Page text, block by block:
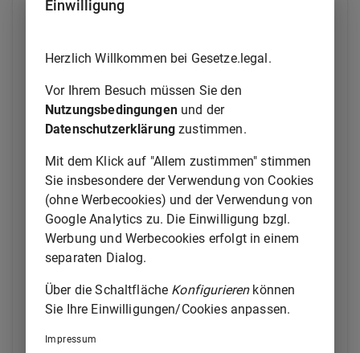
Ausgleichs im Sinne des
Belange, die Deckung des Wohnbedarfs
Wohnraumversorgungsproblemen sowie
der Erwerb angemessenen Wohnraums
durch einkommensschwächere und
Bevölkerung;
3.
die Übernahme von Kosten oder sonstigen
Aufwendungen, die der Gemeinde für
städtebauliche Maßnahmen entstehen
oder entstanden sind und die
Voraussetzung oder Folge des geplanten
Vorhabens sind; dazu gehört auch die
Bereitstellung von Grundstücken;
Planungen und Maßnahmen verfolgten
Einwilligung
Herzlich Willkommen bei Gesetze.legal.
Vor Ihrem Besuch müssen Sie den
Nutzungsbedingungenund der
Datenschutzerklärung zustimmen.
Mit dem Klick auf "Allem zustimmen" stimmen
Sie insbesondere der Verwendung von Cookies
(ohne Werbecookies) und der Verwendung von
Google Analytics zu. Die Einwilligung bzgl.
Werbung und Werbecookies erfolgt in einem
separaten Dialog.
Über die Schaltfläche Konfigurierenkönnen
Sie Ihre Einwilligungen/Cookies anpassen.
Impressum